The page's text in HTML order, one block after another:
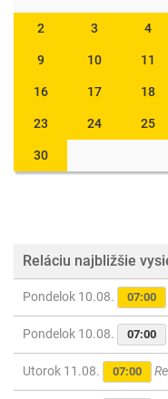
2 3 4
9 10 11
16 17 18
23 24 25
30
Reláciu najbližšie
Pondelok 10.08. 07:00
Pondelok 10.08. 07:00
Utorok 11.08. 07:00